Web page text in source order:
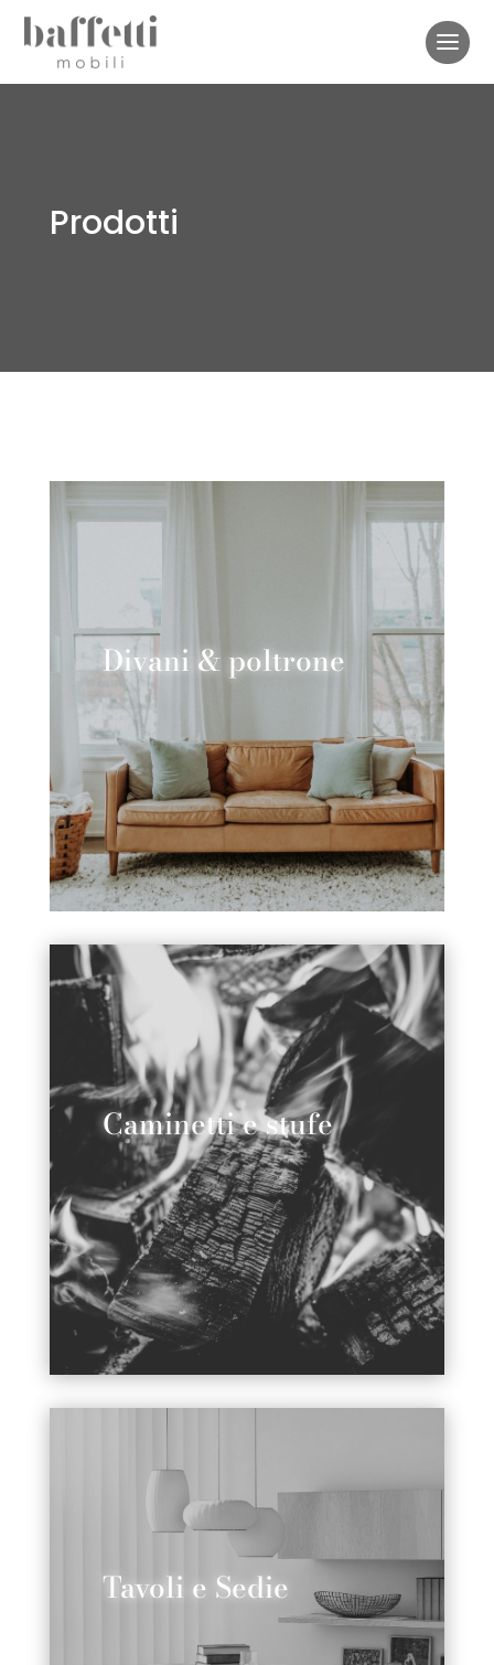
Prodotti
Divani & poltrone
Caminetti e stufe
Tavoli e Sedie